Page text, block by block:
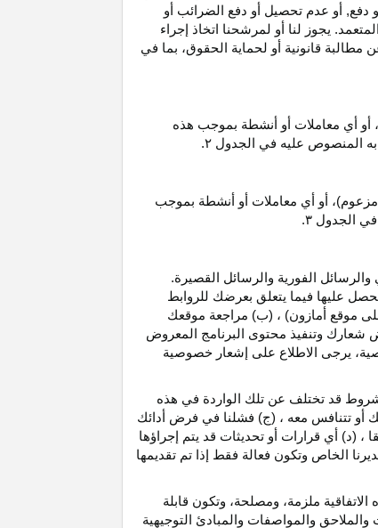
دفع, أو عدم تحصيل أو دفع الضرائب أو
يجوز لنا أو لمرشحنا اتخاذ إجراء
قانونية أو لحماية الحقوق، بما في
أو أي معاملات أو أنشطة بموجب هذه
به المنصوص عليه في الجدول ۲.
أو أي معاملات أو أنشطة بموجب
في الجدول ۳.
الفورية والرسائل القصيرة.
عليها فيما يتعلق بعرضك للروابط
موقع أمازون) ، (ب) مراجعة موقعك
شعارك وتنفيذ محتوى البرنامج المعروض
يرجى الاطلاع على إشعار خصوصية
قد تختلف عن تلك الواردة في هذه
أو تتنافس معه ، (ج) فشلنا في فرض أدائك
(د) أي قرارات أو تحديثات قد يتم إجراؤها
الخاص وتكون فعالة فقط إذا تم تقديمها
ملزمة، ومصلحة، وتكون قابلة
والمواصفات والمبادئ التوجيهية